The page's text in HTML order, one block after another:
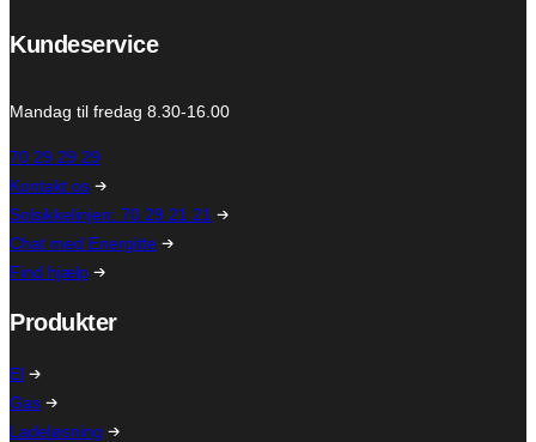
Kundeservice
Mandag til fredag 8.30-16.00
70 29 29 29
Kontakt os
Solsikkelinjen: 70 29 21 21
Chat med Energitte
Find hjælp
Produkter
El
Gas
Ladeløsning